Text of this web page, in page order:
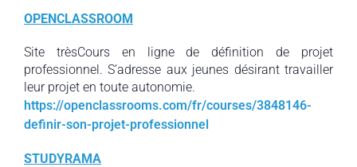
OPENCLASSROOM
Site trèsCours en ligne de définition de projet
professionnel. S’adresse aux jeunes désirant travailler
leur projet en toute autonomie.
https://openclassrooms.com/fr/courses/3848146-
definir-son-projet-professionnel
STUDYRAMA